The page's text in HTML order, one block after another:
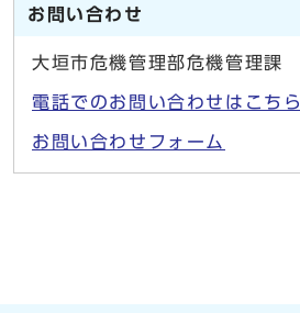
お問い合わせ
大垣市危機管理部危機管理課
電話でのお問い合わせはこちら
お問い合わせフォーム